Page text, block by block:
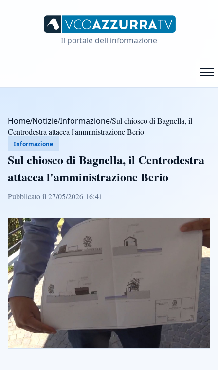
Il portale dell'informazione
Home/Notizie/Informazione/Sul chiosco di Bagnella, il
Centrodestra attacca l'amministrazione Berio
Informazione
Sul chiosco di Bagnella, il Centrodestra
attacca l'amministrazione Berio
Pubblicato il 27/05/2026 16:41